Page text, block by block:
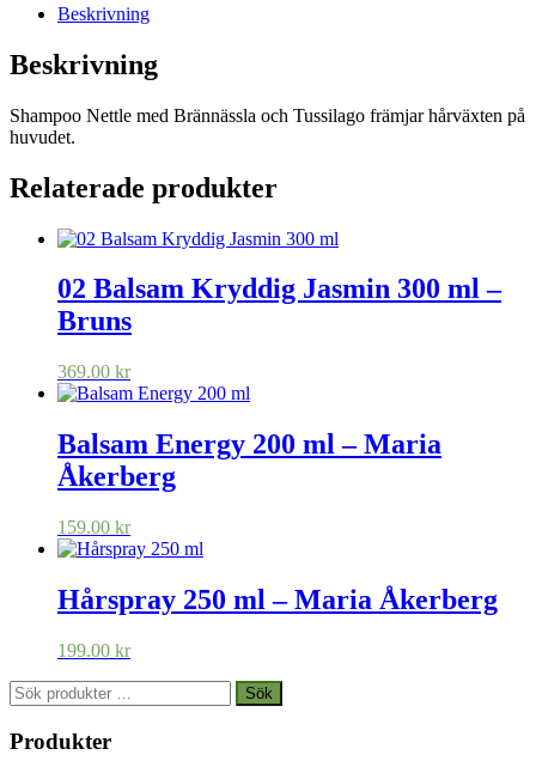
Beskrivning
Beskrivning
Shampoo Nettle med Brännässla och Tussilago främjar hårväxten på
huvudet.
Relaterade produkter
02 Balsam Kryddig Jasmin 300 ml –
Bruns
369.00 kr
Balsam Energy 200 ml – Maria
Åkerberg
159.00 kr
Hårspray 250 ml – Maria Åkerberg
199.00 kr
Sök
efter:
Sök
Produkter